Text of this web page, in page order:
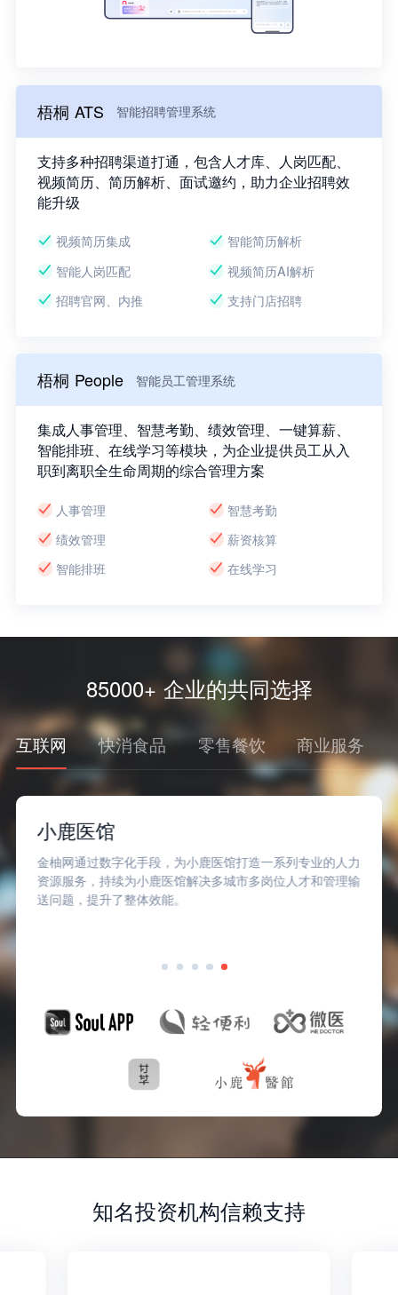
梧桐 ATS 智能招聘管理系统
支持多种招聘渠道打通，包含人才库、人岗匹配、
视频简历、简历解析、面试邀约，助力企业招聘效
能升级
视频简历集成
智能简历解析
智能人岗匹配
视频简历AI解析
招聘官网、内推
支持门店招聘
梧桐 People 智能员工管理系统
集成人事管理、智慧考勤、绩效管理、一键算薪、
智能排班、在线学习等模块，为企业提供员工从入
职到离职全生命周期的综合管理方案
人事管理
智慧考勤
绩效管理
薪资核算
智能排班
在线学习
85000+ 企业的共同选择
互联网 快消食品 零售餐饮 商业服务
小鹿医馆
金柚网通过数字化手段，为小鹿医馆打造一系列专业的人力
资源服务，持续为小鹿医馆解决多城市多岗位人才和管理输
送问题，提升了整体效能。
知名投资机构信赖支持